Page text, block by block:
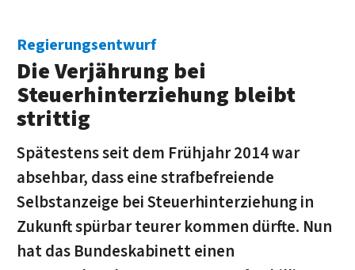
Regierungsentwurf
Die Verjährung bei
Steuerhinterziehung bleibt
strittig
Spätestens seit dem Frühjahr 2014 war
absehbar, dass eine strafbefreiende
Selbstanzeige bei Steuerhinterziehung in
Zukunft spürbar teurer kommen dürfte. Nun
hat das Bundeskabinett einen